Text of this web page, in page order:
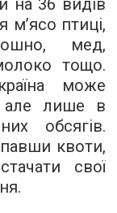
на 36 видів
м’ясо птиці,
мед,
тощо.
може
але лише в
обсягів.
квоти,
свої